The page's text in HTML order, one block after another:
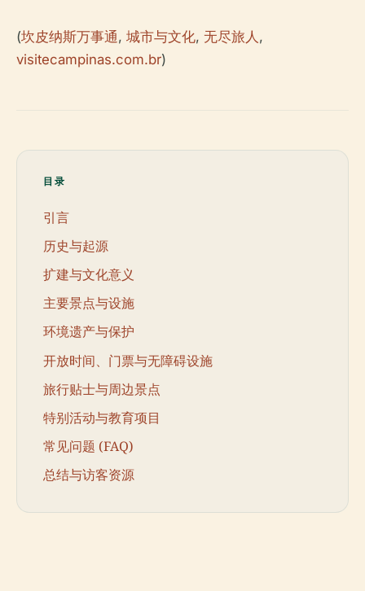
(坎皮纳斯万事通, 城市与文化, 无尽旅人 ,
visitecampinas.com.br)
目录
引言
历史与起源
扩建与文化意义
主要景点与设施
环境遗产与保护
开放时间、门票与无障碍设施
旅行贴士与周边景点
特别活动与教育项目
常见问题 (FAQ)
总结与访客资源